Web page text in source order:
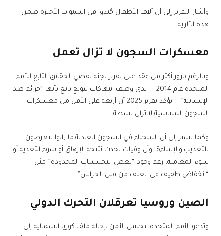
وأشار التقرير إلى أن آلاف الأطفال جُندوا في السنوات الأخيرة ضمن
هذه الألوية.
معسكرات السجون لا تزال تعمل
وبالرغم مرور أكثر من عقد على تقرير لجنة تقصي الحقائق التابع للأمم
المتحدة عام 2014 — الذي وصف انتهاكات بيونغ يانغ بأنها “جرائم ضد
الإنسانية” — يؤكد تقرير 2025 أن أربعة على الأقل من معسكرات
السجون السياسية لا تزال نشطة.
وكما يشير إلى أن السجناء في السجون العادية ما زالوا يتعرضون
للتعذيب والإساءة، وأن وفيات تحدث نتيجة الإرهاق أو سوء التغذية أو
سوء المعاملة، رغم وجود “بعض التحسينات المحدودة” مثل
“انخفاض طفيف في العنف من قبل الحراس”.
الصين وروسيا تعرقلان التحرك الدولي
وتدعو الأمم المتحدة مجلس الأمن لإحالة ملف كوريا الشمالية إلى